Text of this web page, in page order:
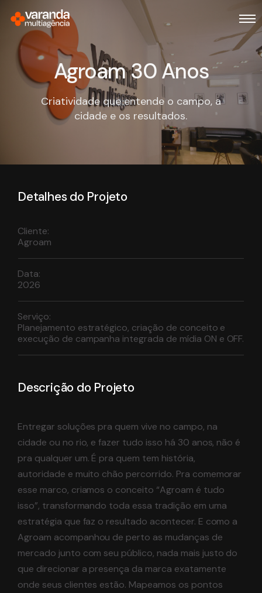
Agroam 30 Anos
Criatividade que entende o campo, a
cidade e os resultados.
Detalhes do Projeto
Cliente:
Agroam
Data:
2026
Serviço:
Planejamento estratégico, criação de conceito e
execução de campanha integrada de mídia ON e OFF.
Descrição do Projeto
Entregar soluções pra quem vive no campo, na
cidade ou no rio, e fazer tudo isso há 30 anos, não é
pra qualquer um. É pra quem tem história,
autoridade e muito chão percorrido. Pra comemorar
esse marco, criamos o conceito “Agroam é tudo
isso”, transformando toda essa tradição em uma
estratégia que faz o resultado acontecer. E como a
Agroam acompanhou de perto as mudanças de
mercado junto com seu público, nada mais justo do
que direcionar a presença da marca exatamente
onde seus clientes estão. Mapeamos os pontos